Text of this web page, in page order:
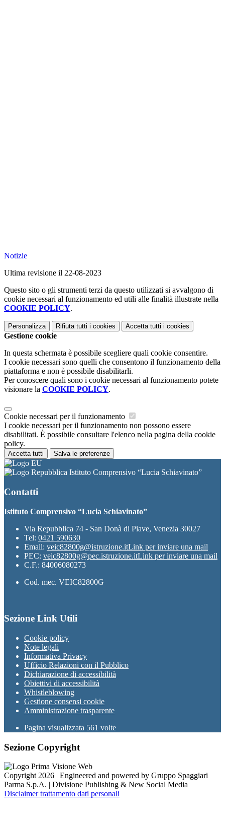
Notizie
Ultima revisione il 22-08-2023
Questo sito o gli strumenti terzi da questo utilizzati si avvalgono di
cookie necessari al funzionamento ed utili alle finalità illustrate nella
COOKIE POLICY.
Personalizza Rifiuta tutti i cookies Accetta tutti i cookies
Gestione cookie
In questa schermata è possibile scegliere quali cookie consentire.
I cookie necessari sono quelli che consentono il funzionamento della
piattaforma e non è possibile disabilitarli.
Per conoscere quali sono i cookie necessari al funzionamento potete
visionare la COOKIE POLICY.
Cookie necessari per il funzionamento
I cookie necessari per il funzionamento non possono essere
disabilitati. È possibile consultare l'elenco nella pagina della cookie
policy.
Accetta tutti Salva le preferenze
Istituto Comprensivo “Lucia Schiavinato”
Contatti
Istituto Comprensivo “Lucia Schiavinato”
Via Repubblica 74 - San Donà di Piave, Venezia 30027
Tel: 0421 590630
Email: veic82800g@istruzione.itLink per inviare una mail
PEC: veic82800g@pec.istruzione.itLink per inviare una mail
C.F.: 84006080273
Cod. mec. VEIC82800G
Sezione Link Utili
Cookie policy
Note legali
Informativa Privacy
Ufficio Relazioni con il Pubblico
Dichiarazione di accessibilità
Obiettivi di accessibilità
Whistleblowing
Gestione consensi cookie
Amministrazione trasparente
Pagina visualizzata 561 volte
Sezione Copyright
Copyright 2026 | Engineered and powered by Gruppo Spaggiari
Parma S.p.A. | Divisione Publishing & New Social Media
Disclaimer trattamento dati personali